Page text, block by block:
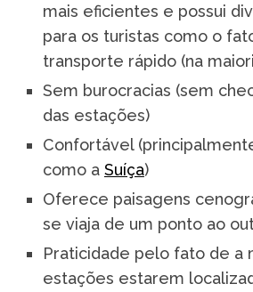
mais eficientes e possui
para os turistas como o
transporte rápido (na
Sem burocracias (sem
das estações)
Confortável
como a Suíça)
Oferece paisagens
se viaja de um ponto ao
Praticidade pelo fato de a
estações estarem